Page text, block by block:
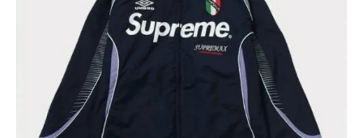
Supreme シュプ
リーム 22SS
Umbro Track
Jacket アンブロ
トラックジャケット
ネイビー
(税込)